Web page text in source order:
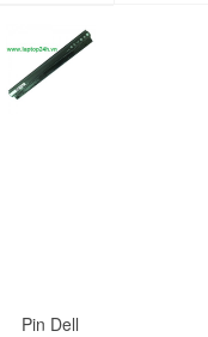
Pin Dell